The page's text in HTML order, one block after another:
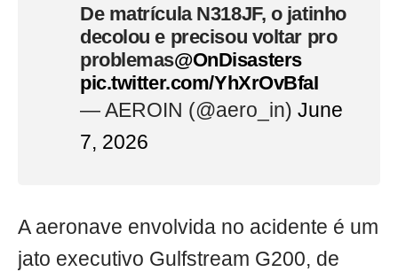
De matrícula N318JF, o jatinho
decolou e precisou voltar pro
problemas@OnDisasters
pic.twitter.com/YhXrOvBfaI
— AEROIN (@aero_in) June
7, 2026
A aeronave envolvida no acidente é um
jato executivo Gulfstream G200, de